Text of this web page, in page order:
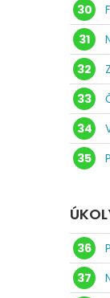
30
31
32
33
34
35
36
37